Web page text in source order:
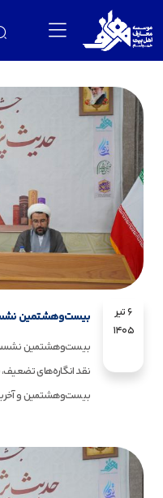
6 تیر
1405
بیست‌وهشتمین
بیست‌وهشتمین نشست
نقد انگاره‌های
بیست‌وهشتمین و